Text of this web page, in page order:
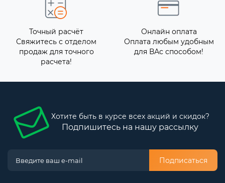
Точный расчёт
Свяжитесь с отделом
продаж для точного
расчета!
Онлайн оплата
Оплата любым удобным
для ВАс способом!
Хотите быть в курсе всех акций и скидок?
Подпишитесь на нашу рассылку
Подписаться